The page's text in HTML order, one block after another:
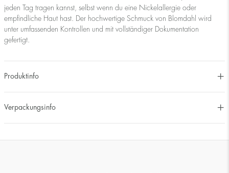
jeden Tag tragen kannst, selbst wenn du eine Nickelallergie oder
empfindliche Haut hast. Der hochwertige Schmuck von Blomdahl wird
unter umfassenden Kontrollen und mit vollständiger Dokumentation
gefertigt.
Produktinfo
Verpackungsinfo